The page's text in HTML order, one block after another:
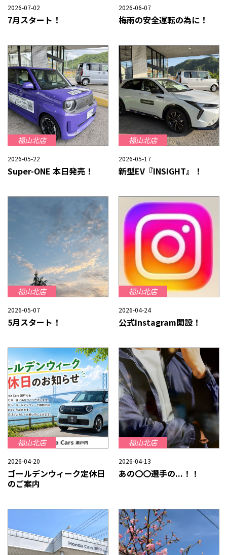
2026-07-02
7月スタート！
2026-06-07
梅雨の安全運転の為に！
福山北店
2026-05-22
Super-ONE 本日発売！
福山北店
2026-05-17
新型EV『INSIGHT』！
福山北店
2026-05-07
5月スタート！
福山北店
2026-04-24
公式Instagram開設！
福山北店
2026-04-20
ゴールデンウィーク定休日
のご案内
福山北店
2026-04-13
あの〇〇選手の...！！